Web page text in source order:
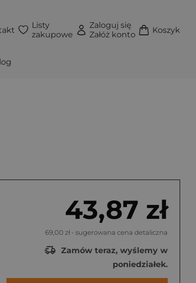
Listy
zakupowe
Zaloguj się
Załóż konto
Koszyk
43,87 zł
69,00 zł - sugerowana cena detaliczna
Zamów teraz, wyślemy w
poniedziałek.